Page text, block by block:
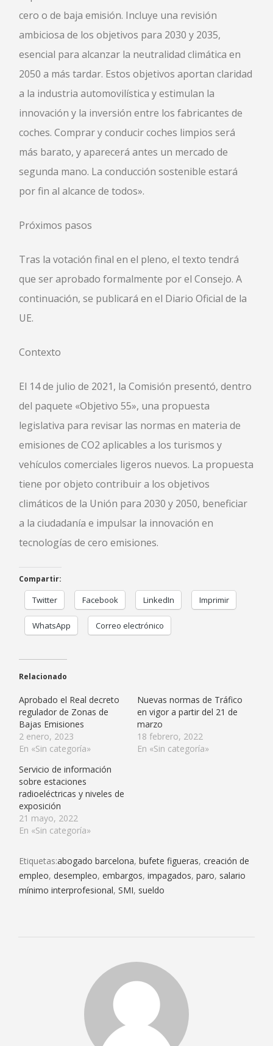
cero o de baja emisión. Incluye una revisión
ambiciosa de los objetivos para 2030 y 2035,
esencial para alcanzar la neutralidad climática en
2050 a más tardar. Estos objetivos aportan claridad
a la industria automovilística y estimulan la
innovación y la inversión entre los fabricantes de
coches. Comprar y conducir coches limpios será
más barato, y aparecerá antes un mercado de
segunda mano. La conducción sostenible estará
por fin al alcance de todos».
Próximos pasos
Tras la votación final en el pleno, el texto tendrá
que ser aprobado formalmente por el Consejo. A
continuación, se publicará en el Diario Oficial de la
UE.
Contexto
El 14 de julio de 2021, la Comisión presentó, dentro
del paquete «Objetivo 55», una propuesta
legislativa para revisar las normas en materia de
emisiones de CO2 aplicables a los turismos y
vehículos comerciales ligeros nuevos. La propuesta
tiene por objeto contribuir a los objetivos
climáticos de la Unión para 2030 y 2050, beneficiar
a la ciudadanía e impulsar la innovación en
tecnologías de cero emisiones.
Compartir:
Twitter Facebook LinkedIn Imprimir
WhatsApp Correo electrónico
Relacionado
Aprobado el Real decreto
regulador de Zonas de
Bajas Emisiones
2 enero, 2023
En «Sin categoría»
Nuevas normas de Tráfico
en vigor a partir del 21 de
marzo
18 febrero, 2022
En «Sin categoría»
Servicio de información
sobre estaciones
radioeléctricas y niveles de
exposición
21 mayo, 2022
En «Sin categoría»
Etiquetas:abogado barcelona, bufete figueras, creación de
empleo, desempleo, embargos, impagados, paro, salario
mínimo interprofesional, SMI, sueldo